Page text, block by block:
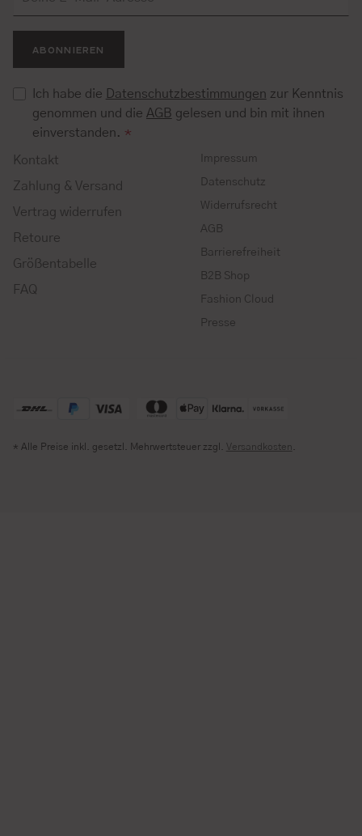
ABONNIEREN
Ich habe die Datenschutzbestimmungen zur Kenntnis
genommen und die AGB gelesen und bin mit ihnen
einverstanden. *
Kontakt
Zahlung & Versand
Vertrag widerrufen
Retoure
Größentabelle
FAQ
Impressum
Datenschutz
Widerrufsrecht
AGB
Barrierefreiheit
B2B Shop
Fashion Cloud
Presse
* Alle Preise inkl. gesetzl. Mehrwertsteuer zzgl. Versandkosten